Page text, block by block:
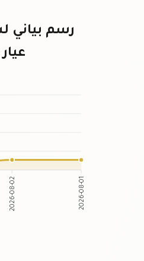
رسم
عيار 24 في أستراليا
2026-08-02 2026-08-01